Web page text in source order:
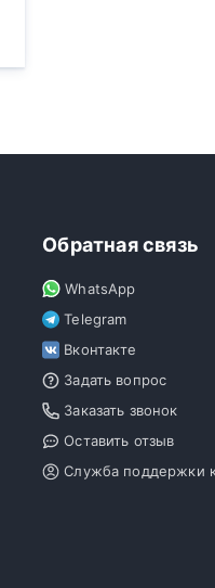
Обратная связь
WhatsApp
Telegram
Вконтакте
Задать вопрос
Заказать звонок
Оставить отзыв
Служба поддержки